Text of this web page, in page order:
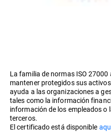
La familia de normas ISO
mantener protegidos sus
ayuda a las organizaciones a
tales como la información
información de los empleados
terceros.
El certificado está disponible